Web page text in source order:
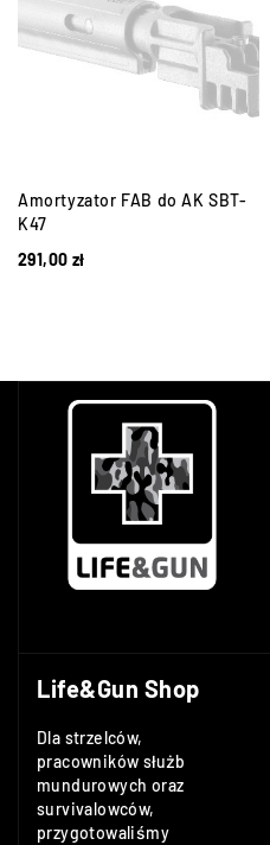
Amortyzator FAB do AK SBT-
K47
291,00 zł
Life&Gun Shop
Dla strzelców,
pracowników służb
mundurowych oraz
survivalowców,
przygotowaliśmy